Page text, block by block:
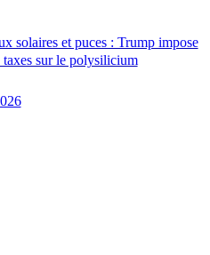
solaires et puces : Trump impose
taxes sur le polysilicium